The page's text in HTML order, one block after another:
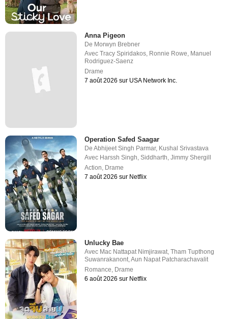
Anna Pigeon
De Morwyn Brebner
AvecTracy Spiridakos, Ronnie Rowe, Manuel
Rodriguez-Saenz
Drame
7 août 2026 sur USA Network Inc.
Operation Safed Saagar
DeAbhijeet Singh Parmar, Kushal Srivastava
Avec Harssh Singh ,Siddharth ,Jimmy Shergill
Action Drame
7 août 2026 sur Netflix
Unlucky Bae
Avec Mac Nattapat Nimjirawat,Tham Tupthong
Suwanrakanont,Aun Napat Patcharachavalit
Romance, Drame
6 août 2026 sur Netflix